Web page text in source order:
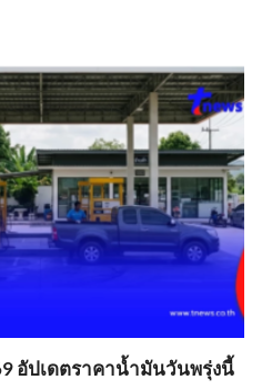
อัปเดตราคาน้ำมันวันพรุ่งนี้